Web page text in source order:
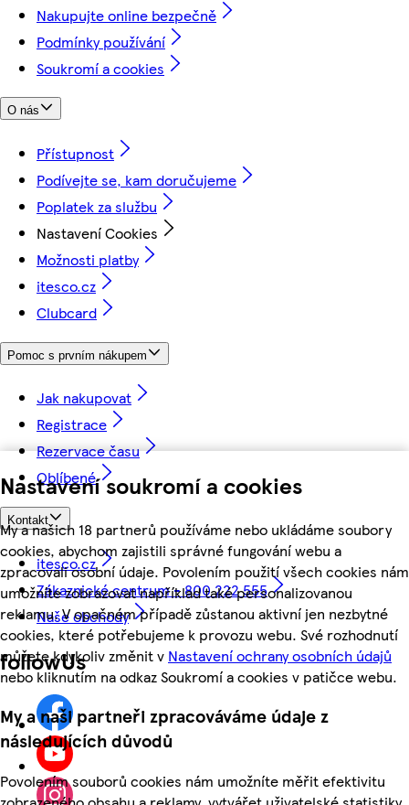
Nastavení soukromí a cookies
My a našich 18 partnerů používáme nebo ukládáme soubory
cookies, abychom zajistili správné fungování webu a
zpracovali osobní údaje. Povolením použití všech cookies nám
umožníte zobrazovat například také personalizovanou
reklamu. V opačném případě zůstanou aktivní jen nezbytné
cookies, které potřebujeme k provozu webu. Své rozhodnutí
můžete kdykoliv změnit v Nastavení ochrany osobních údajů
nebo kliknutím na odkaz Soukromí a cookies v patičce webu.
My a naši partneři zpracováváme údaje z
následujících důvodů
Povolením souborů cookies nám umožníte měřit efektivitu
Nakupujte online bezpečně
Podmínky používání
Soukromí a cookies
O nás
Přístupnost
Podívejte se, kam doručujeme
Poplatek za službu
Nastavení Cookies
Možnosti platby
itesco.cz
Clubcard
Pomoc s prvním nákupem
Jak nakupovat
Registrace
Rezervace času
Oblíbené
Kontakt
itesco.cz
Zákaznické centrum - 800 222 555
Naše obchody
followUs